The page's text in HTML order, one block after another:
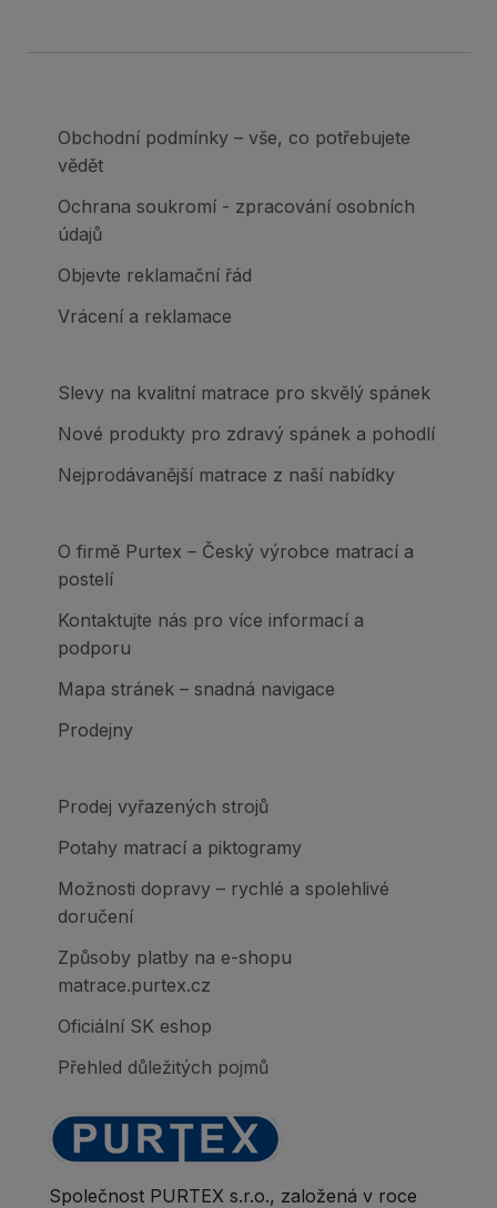
Obchodní podmínky – vše, co potřebujete
vědět
Ochrana soukromí - zpracování osobních
údajů
Objevte reklamační řád
Vrácení a reklamace
Slevy na kvalitní matrace pro skvělý spánek
Nové produkty pro zdravý spánek a pohodlí
Nejprodávanější matrace z naší nabídky
O firmě Purtex – Český výrobce matrací a
postelí
Kontaktujte nás pro více informací a
podporu
Mapa stránek – snadná navigace
Prodejny
Prodej vyřazených strojů
Potahy matrací a piktogramy
Možnosti dopravy – rychlé a spolehlivé
doručení
Způsoby platby na e-shopu
matrace.purtex.cz
Oficiální SK eshop
Přehled důležitých pojmů
Společnost PURTEX s.r.o., založená v roce